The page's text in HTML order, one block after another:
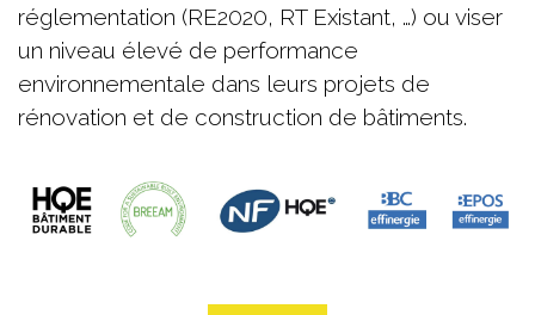
réglementation (RE2020, RT Existant, …) ou viser
un niveau élevé de performance
environnementale dans leurs projets de
rénovation et de construction de bâtiments.